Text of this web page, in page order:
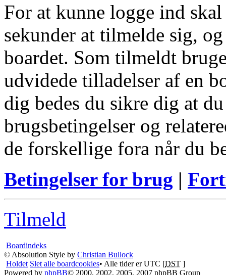
For at kunne logge ind
sekunder at tilmelde sig,
boardet. Som tilmeldt
udvidede tilladelser af en
dig bedes du sikre dig at
brugsbetingelser og
de forskellige fora når du
Betingelser for brug |
Tilmeld
Boardindeks
© Absolution Style by Christian Bullock
Holdet Slet alle boardcookies• Alle tider er UTC [DST ]
Powered by phpBB© 2000, 2002, 2005, 2007 phpBB Group